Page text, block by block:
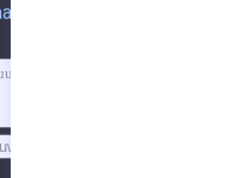
een offerte aan